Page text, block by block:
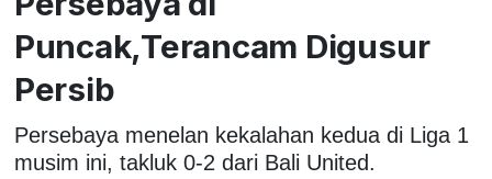
Puncak,Terancam Digusur
Persib
Persebaya menelan kekalahan kedua di Liga 1
musim ini, takluk 0-2 dari Bali United.